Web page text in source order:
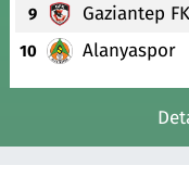
9 Gaziantep FK
10 Alanyaspor